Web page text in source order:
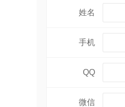
姓名
手机
QQ
微信